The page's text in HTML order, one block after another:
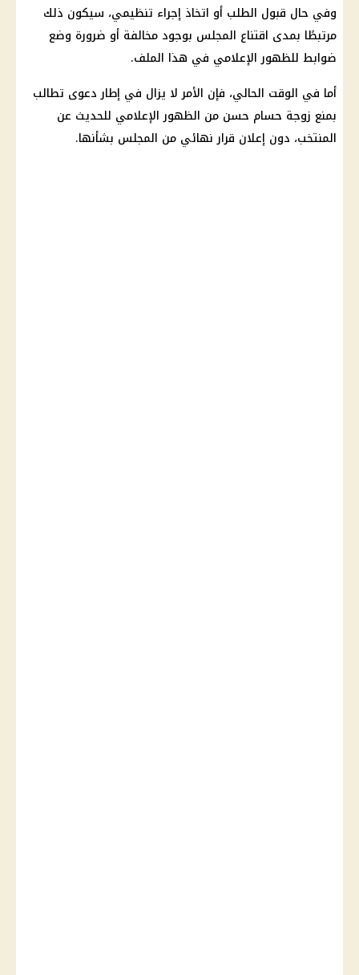
وفي حال قبول الطلب أو اتخاذ إجراء تنظيمي، سيكون ذلك
مرتبطًا بمدى اقتناع المجلس بوجود مخالفة أو ضرورة وضع
ضوابط للظهور الإعلامي في هذا الملف.
أما في الوقت الحالي، فإن الأمر لا يزال في إطار دعوى تطالب
بمنع زوجة حسام حسن من الظهور الإعلامي للحديث عن
المنتخب، دون إعلان قرار نهائي من المجلس بشأنها.